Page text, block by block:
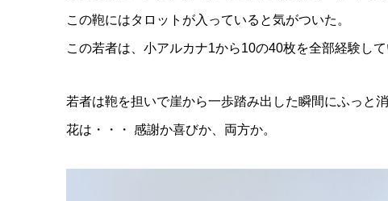
この鞄にはタロットが入っていると気がついた。
この若者は、小アルカナ1から10の40枚を全部経験して
若者は鞄を担いで崖から一歩踏み出した瞬間にふっと
花は・・・ 感謝か喜びか、両方か。